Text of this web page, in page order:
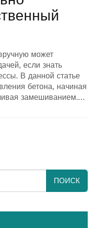
может
если знать
В данной статье
бетона, начиная
замешиванием.
ПОИСК